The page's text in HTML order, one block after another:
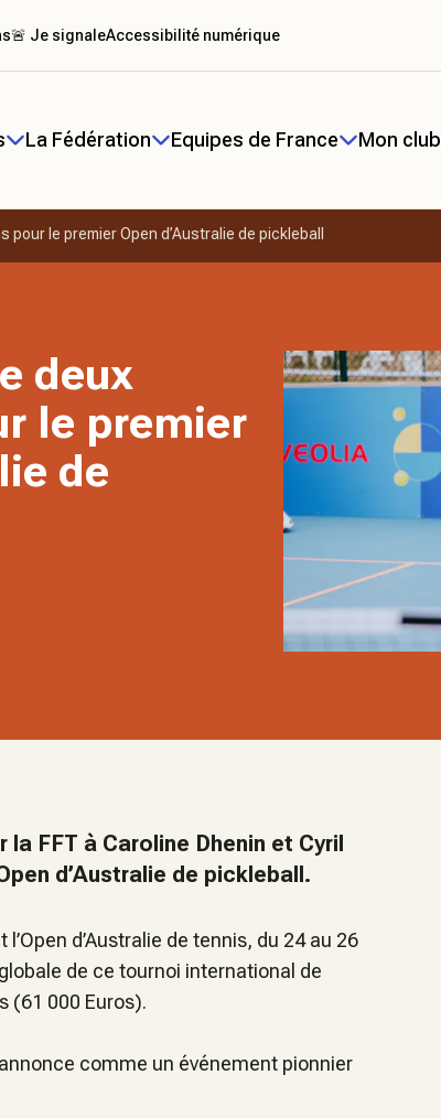
La Fédération Equipes de France Mon club
🚨 Je signaleAccessibilité numérique
pour le premier Open d’Australie de pickleball
deux
le premier
de
FFT à Caroline Dhenin et Cyril
d’Australie de pickleball.
d’Australie de tennis, du 24 au 26
de ce tournoi international de
(61 000 Euros).
comme un événement pionnier